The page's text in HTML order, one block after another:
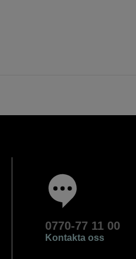
0770-77 11 00
Kontakta oss